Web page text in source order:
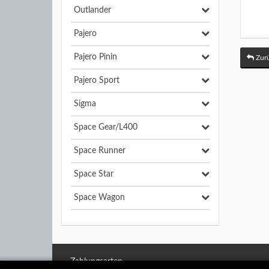
Outlander
Pajero
Pajero Pinin
Pajero Sport
Sigma
Space Gear/L400
Space Runner
Space Star
Space Wagon
Zahlungsarten